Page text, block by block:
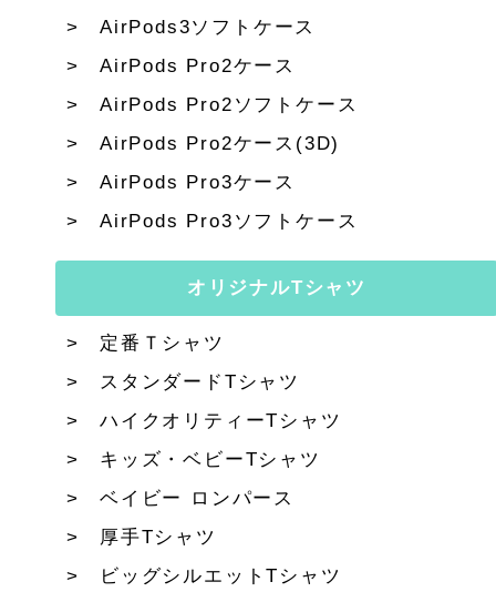
AirPods3ソフトケース
AirPods Pro2ケース
AirPods Pro2ソフトケース
AirPods Pro2ケース(3D)
AirPods Pro3ケース
AirPods Pro3ソフトケース
オリジナルTシャツ
定番Ｔシャツ
スタンダードTシャツ
ハイクオリティーTシャツ
キッズ・ベビーTシャツ
ベイビー ロンパース
厚手Tシャツ
ビッグシルエットTシャツ